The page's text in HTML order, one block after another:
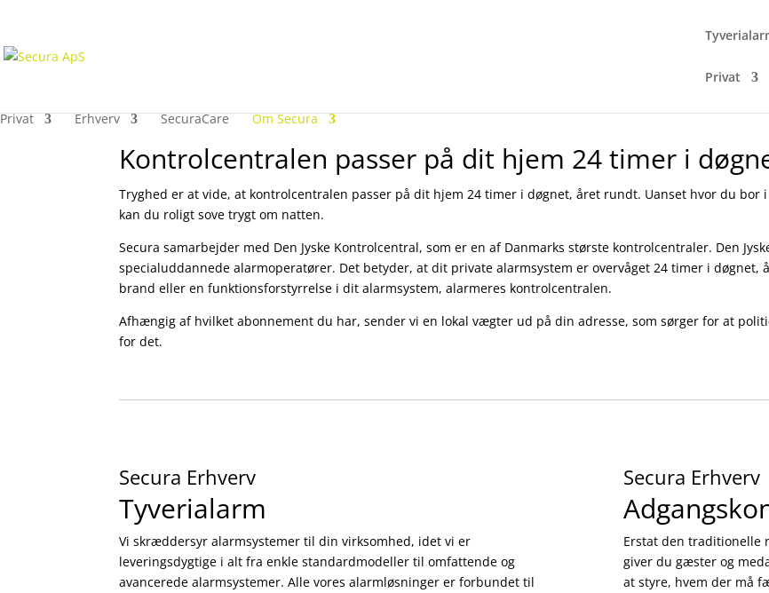
Privat
Privat
Erhverv SecuraCare Om Secura
Kontrolcentralen passer på dit hjem 24 timer i
Tryghed er at vide, at kontrolcentralen passer på dit hjem 24 timer i døgnet, året rundt. Uanset hvor du
kan du roligt sove trygt om natten.
Secura samarbejder med Den Jyske Kontrolcentral, som er en af Danmarks største kontrolcentraler. Den
specialuddannede alarmoperatører. Det betyder, at dit private alarmsystem er overvåget 24 timer i
brand eller en funktionsforstyrrelse i dit alarmsystem, alarmeres kontrolcentralen.
Afhængig af hvilket abonnement du har, sender vi en lokal vægter ud på din adresse, som sørger for at
for det.
Secura Erhverv
Tyverialarm
Vi skræddersyr alarmsystemer til din virksomhed, idet vi er
leveringsdygtige i alt fra enkle standardmodeller til omfattende og
avancerede alarmsystemer. Alle vores alarmløsninger er forbundet til
Secura Erhverv
Erstat den traditionelle
giver du gæster og
at styre, hvem der må